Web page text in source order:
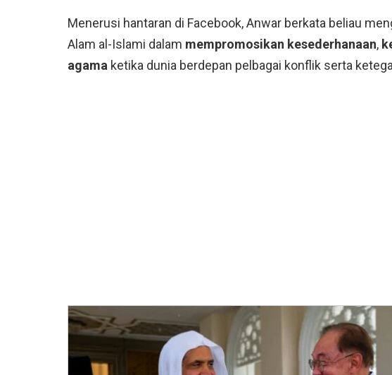
Menerusi hantaran di Facebook, Anwar berkata beliau
Alam al-Islami dalam mempromosikan kesederhanaan,
agama ketika dunia berdepan pelbagai konflik serta